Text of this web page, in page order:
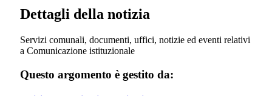
Dettagli della notizia
Servizi comunali, documenti, uffici, notizie ed eventi relativi
a Comunicazione istituzionale
Questo argomento è gestito da: